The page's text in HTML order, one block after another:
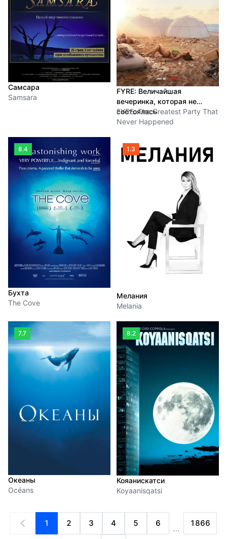
Самсара
Samsara
FYRE: Величайшая
вечеринка, которая не
состоялась
FYRE: The Greatest Party That
Never Happened
8.4
Бухта
The Cove
1.3
Мелания
Melania
7.7
Океаны
Océans
8.2
Кояанискатси
Koyaanisqatsi
1 2 3 4 5 6
…
1866